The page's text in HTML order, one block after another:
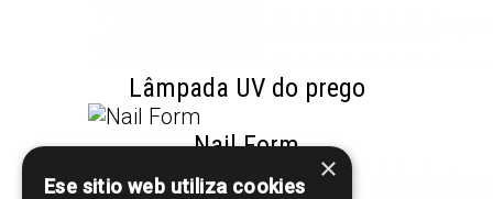
Lâmpada UV do prego
Nail Form
×
Ese sitio web utiliza cookies